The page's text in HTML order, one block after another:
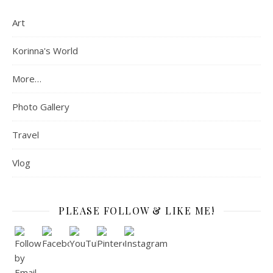
Art
Korinna's World
More…
Photo Gallery
Travel
Vlog
PLEASE FOLLOW & LIKE ME!